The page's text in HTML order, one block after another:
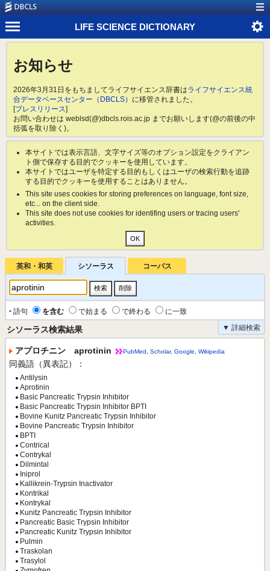
LIFE SCIENCE DICTIONARY
お知らせ
2026年3月31日をもちましてライフサイエンス辞書はライフサイエンス統
合データベースセンター（DBCLS） に移管されました。
[プレスリリース]
お問い合わせは weblsd(@)dbcls.rois.ac.jp までお願いします(@の前後の中
括弧を取り除く)。
本サイトでは表示言語、文字サイズ等のオプション設定をクライアン
ト側で保存する目的でクッキーを使用しています。
本サイトではユーザを特定する目的もしくはユーザの検索行動を追跡
する目的でクッキーを使用することはありません。
This site uses cookies for storing preferences on language, font size,
etc... on the client side.
This site does not use cookies for identifing users or tracing users'
activities.
英和・和英 シソーラス コーパス
‣ 語句 を含む で始まる で終わる
に一致
▼ 詳細検索
シソーラス検索結果
アプロチニン aprotinin PubMed Scholar, Google Wikipedia
同義語（異表記）：
Antilysin
Aprotinin
Basic Pancreatic Trypsin Inhibitor
Basic Pancreatic Trypsin Inhibitor BPTI
Bovine Kunitz Pancreatic Trypsin Inhibitor
Bovine Pancreatic Trypsin Inhibitor
BPTI
Contrical
Contrykal
Dilmintal
Iniprol
Kallikrein-Trypsin Inactivator
Kontrikal
Kontrykal
Kunitz Pancreatic Trypsin Inhibitor
Pancreatic Basic Trypsin Inhibitor
Pancreatic Kunitz Trypsin Inhibitor
Pulmin
Traskolan
Trasylol